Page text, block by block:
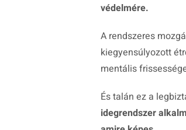
védelmére.
A rendszeres
kiegyensúlyozott
mentális
És talán ez a
idegrendszer